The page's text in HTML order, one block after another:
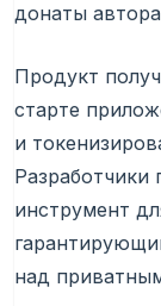
донаты
Продукт
старте
и
инструмент
над